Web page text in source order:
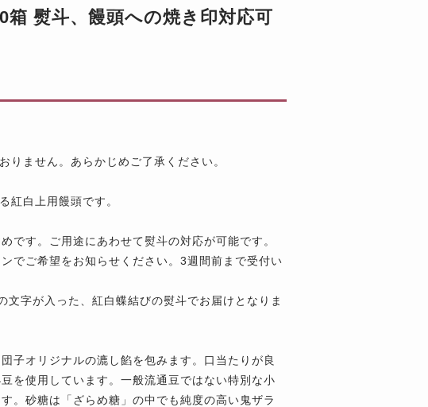
熨斗、饅頭への焼き印対応可
ません。あらかじめご了承ください。
紅白上用饅頭です。
です。ご用途にあわせて熨斗の対応が可能です。
でご希望をお知らせください。3週間前まで受付い
字が入った、紅白蝶結びの熨斗でお届けとなりま
子オリジナルの漉し餡を包みます。口当たりが良
を使用しています。一般流通豆ではない特別な小
。砂糖は「ざらめ糖」の中でも純度の高い鬼ザラ